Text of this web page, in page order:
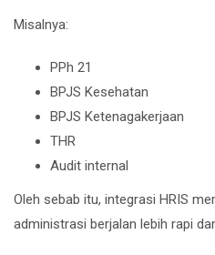
Misalnya:
PPh 21
BPJS Kesehatan
BPJS Ketenagakerjaan
THR
Audit internal
Oleh sebab itu, integrasi HRIS
administrasi berjalan lebih rapi